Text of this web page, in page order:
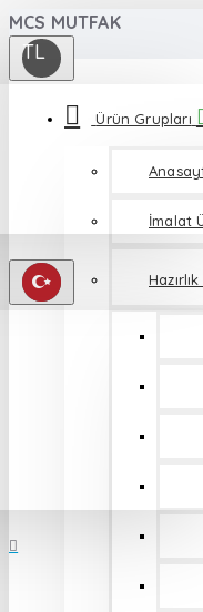
MCS MUTFAK
TL
Ürün Grupları
İmalat